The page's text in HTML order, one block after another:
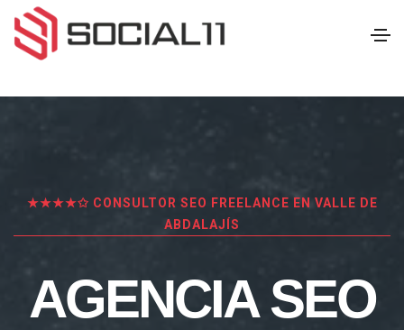
★★★★✩ CONSULTOR SEO FREELANCE EN VALLE DE
ABDALAJÍS
AGENCIA SEO